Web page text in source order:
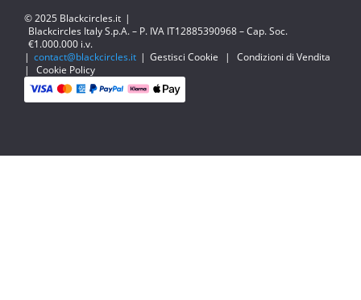
© 2025 Blackcircles.it |
Blackcircles Italy S.p.A. – P. IVA IT12885390968 – Cap. Soc.
€1.000.000 i.v.
| contact@blackcircles.it | Gestisci Cookie |
Condizioni di Vendita
|
Cookie Policy